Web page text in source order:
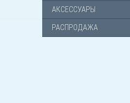
АКСЕССУАРЫ
РАСПРОДАЖА